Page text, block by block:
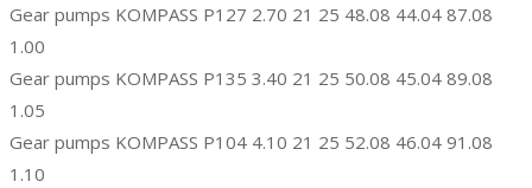
Gear pumps KOMPASS P127 2.70 21 25 48.08 44.04 87.08
1.00
Gear pumps KOMPASS P135 3.40 21 25 50.08 45.04 89.08
1.05
Gear pumps KOMPASS P104 4.10 21 25 52.08 46.04 91.08
1.10